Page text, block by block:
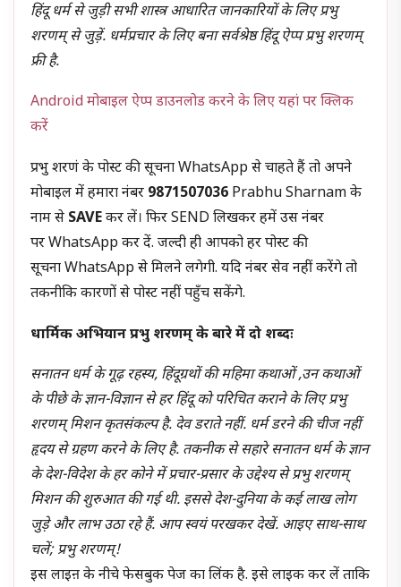
हिंदू धर्म से जुड़ी सभी शास्त्र आधारित जानकारियों के लिए प्रभु
शरणम् से जुड़ें. धर्मप्रचार के लिए बना सर्वश्रेष्ठ हिंदू ऐप्प प्रभु शरणम्
फ्री है.
Android मोबाइल ऐप्प डाउनलोड करने के लिए यहां पर क्लिक
करें
प्रभु शरणं के पोस्ट की सूचना WhatsApp से चाहते हैं तो अपने
मोबाइल में हमारा नंबर 9871507036 Prabhu Sharnam के
नाम से SAVEकर लें। फिर SEND लिखकर हमें उस नंबर
पर WhatsApp कर दें. जल्दी ही आपको हर पोस्ट की
सूचना WhatsApp से मिलने लगेगी. यदि नंबर सेव नहीं करेंगे तो
तकनीकि कारणों से पोस्ट नहीं पहुँच सकेंगे.
धार्मिक अभियान प्रभु शरणम् के बारे में दो शब्दः
सनातन धर्म के गूढ़ रहस्य, हिंदूग्रथों की महिमा कथाओं ,उन कथाओं
के पीछे के ज्ञान-विज्ञान से हर हिंदू को परिचित कराने के लिए प्रभु
शरणम् मिशन कृतसंकल्प है. देव डराते नहीं. धर्म डरने की चीज नहीं
हृदय से ग्रहण करने के लिए है. तकनीक से सहारे सनातन धर्म के ज्ञान
के देश-विदेश के हर कोने में प्रचार-प्रसार के उद्देश्य से प्रभु शरणम्
मिशन की शुरुआत की गई थी. इससे देश-दुनिया के कई लाख लोग
जुड़े और लाभ उठा रहे हैं. आप स्वयं परखकर देखें. आइए साथ-साथ
चलें; प्रभु शरणम्!
इस लाइऩ के नीचे फेसबुक पेज का लिंक है. इसे लाइक कर लें ताकि